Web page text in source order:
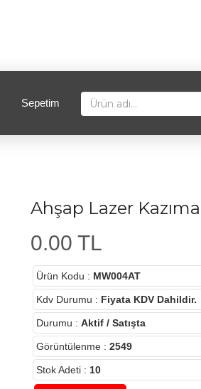
Sepetim
Ahşap Lazer Kazıma
0.00 TL
Ürün Kodu : MW004AT
Kdv Durumu : Fiyata KDV Dahildir.
Durumu :Aktif / Satışta
Görüntülenme :2549
Stok Adeti : 10